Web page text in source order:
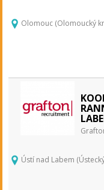
Olomouc (Olomoucký
Ústí nad Labem